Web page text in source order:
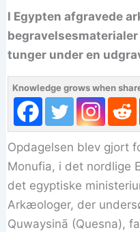
I Egypten afgravede
tunger under en
Knowledge grows when
Opdagelsen blev gjort
Monufia, i det nordlige
det egyptiske
Arkæologer, der
Quwaysinā (Quesna),